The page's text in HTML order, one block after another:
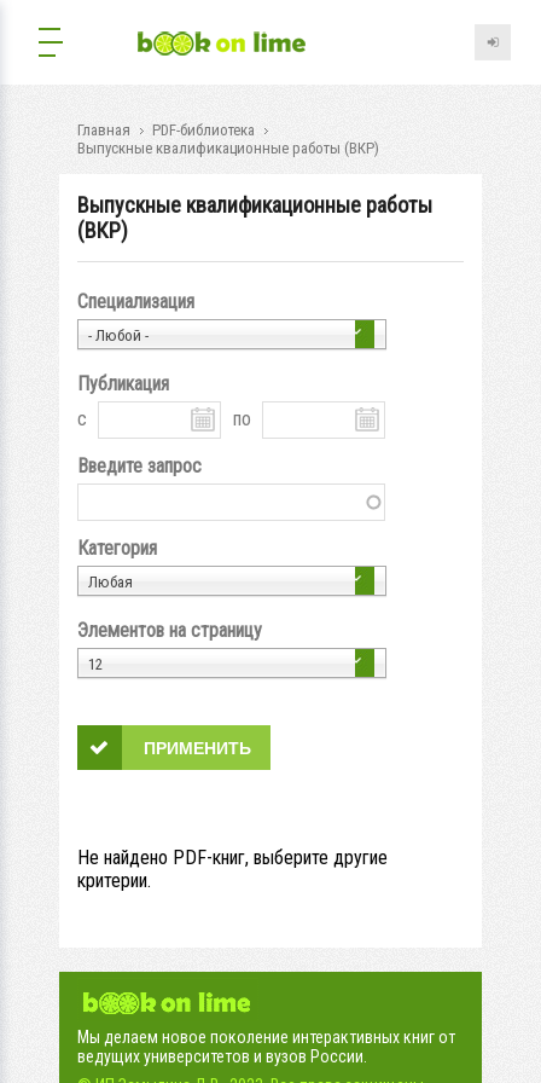
Главная
PDF-библиотека
Выпускные квалификационные работы (ВКР)
Выпускные квалификационные работы
(ВКР)
Специализация
- Любой -
Публикация
с
по
Введите запрос
Категория
Любая
Элементов на страницу
12
Не найдено PDF-книг, выберите другие
критерии.
Мы делаем новое поколение интерактивных книг от
ведущих университетов и вузов России.